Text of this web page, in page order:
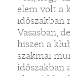
elem volt a
időszakban
Vasasban,
hiszen a
szakmai
időszakban